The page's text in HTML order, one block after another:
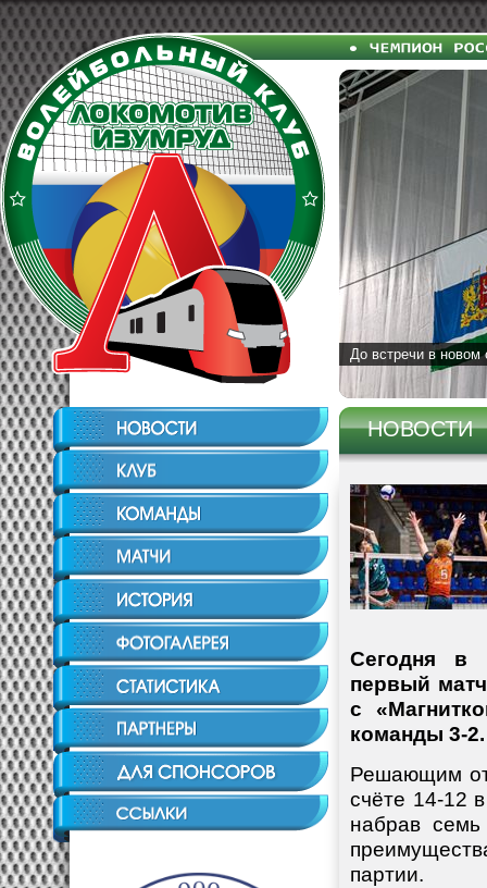
До встречи в новом
НОВОСТИ
Сегодня в
первый
с
команды 3-2.
Решающим
счёте 14-12
набрав
партии.